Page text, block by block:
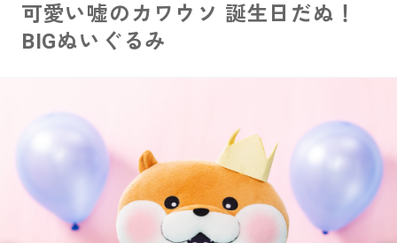
採用情報
お問い合わせ
PRIZE 公式 X
PRIZE 公式 Instagram
可愛い嘘のカワウソ 誕生日だぬ！
BIGぬいぐるみ